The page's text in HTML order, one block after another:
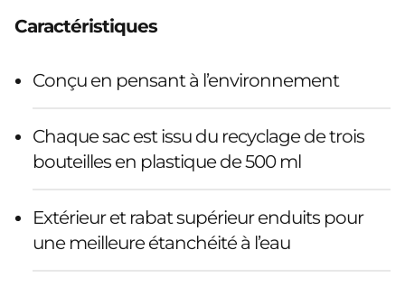
Caractéristiques
Conçu en pensant à l’environnement
Chaque sac est issu du recyclage de trois
bouteilles en plastique de 500 ml
Extérieur et rabat supérieur enduits pour
une meilleure étanchéité à l’eau